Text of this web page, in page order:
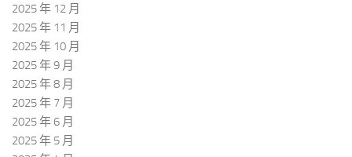
2025 年 12 月
2025 年 11 月
2025 年 10 月
2025 年 9 月
2025 年 8 月
2025 年 7 月
2025 年 6 月
2025 年 5 月